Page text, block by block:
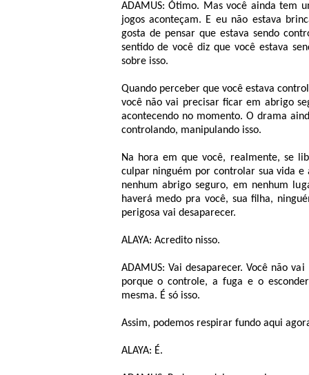
ADAMUS: Ótimo. Mas você ainda tem
jogos aconteçam. E eu não estava
gosta de pensar que estava sendo
sentido de você diz que você estava
sobre isso.
Quando perceber que você estava
você não vai precisar ficar em abrigo
acontecendo no momento. O drama
controlando, manipulando isso.
Na hora em que você, realmente, se
culpar ninguém por controlar sua vida
nenhum abrigo seguro, em nenhum
haverá medo pra você, sua filha,
perigosa vai desaparecer.
ALAYA: Acredito nisso.
ADAMUS: Vai desaparecer. Você não
porque o controle, a fuga e o
mesma. É só isso.
Assim, podemos respirar fundo aqui
ALAYA: É.